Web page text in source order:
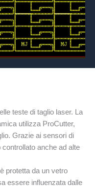
teste di taglio laser. La
utilizza ProCutter,
Grazie ai sensori di
anche ad alte
protetta da un vetro
essere influenzata dalle